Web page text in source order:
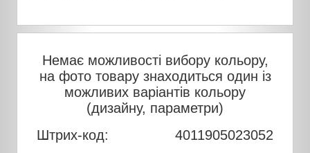
Немає можливості вибору кольору,
на фото товару знаходиться один із
можливих варіантів кольору
(дизайну, параметри)
Штрих-код:
4011905023052